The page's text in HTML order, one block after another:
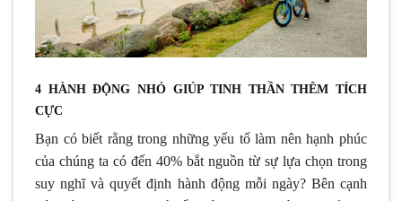
4 HÀNH ĐỘNG NHỎ GIÚP TINH THẦN THÊM TÍCH
CỰC
Bạn có biết rằng trong những yếu tố làm nên hạnh phúc
của chúng ta có đến 40% bắt nguồn từ sự lựa chọn trong
suy nghĩ và quyết định hành động mỗi ngày? Bên cạnh